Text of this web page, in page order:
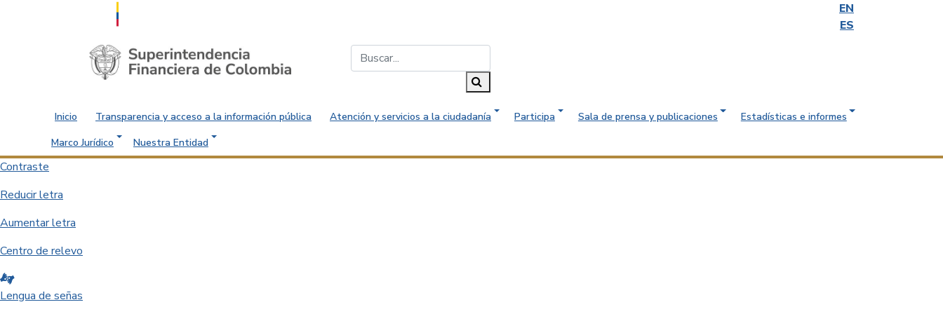
EN
ES
Saltar al contenido principal
Inicio Transparencia y acceso a la información pública Atención y servicios a la ciudadanía Participa Sala de prensa y publicaciones
Estadísticas e informes
Marco Jurídico
Nuestra Entidad
Contraste
Reducir letra
Aumentar letra
Centro de relevo
Lengua de señas